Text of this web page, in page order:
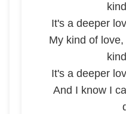
It's a deeper
My kind of
It's a deeper
And I know I